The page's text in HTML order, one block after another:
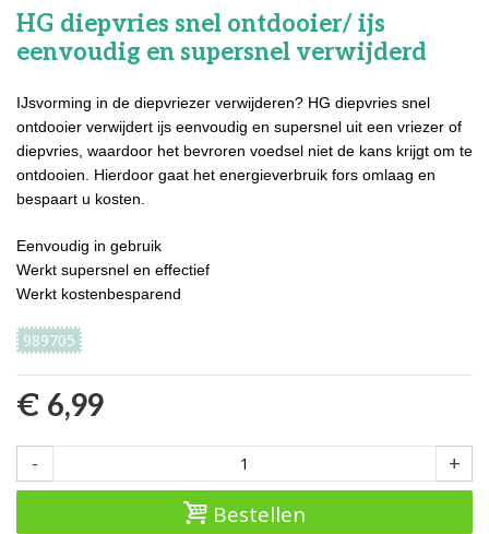
HG diepvries snel ontdooier/ ijs
eenvoudig en supersnel verwijderd
IJsvorming in de diepvriezer verwijderen? HG diepvries snel
ontdooier verwijdert ijs eenvoudig en supersnel uit een vriezer of
diepvries, waardoor het bevroren voedsel niet de kans krijgt om te
ontdooien. Hierdoor gaat het energieverbruik fors omlaag en
bespaart u kosten.
Eenvoudig in gebruik
Werkt supersnel en effectief
Werkt kostenbesparend
989705
€ 6,99
- +
Bestellen